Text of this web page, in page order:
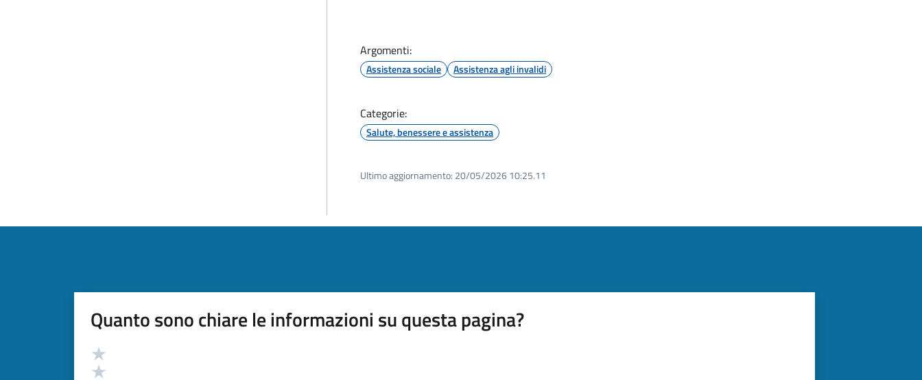
Argomenti:
Assistenza sociale Assistenza agli invalidi
Categorie:
Salute, benessere e assistenza
Ultimo aggiornamento: 20/05/2026 10:25.11
Quanto sono chiare le informazioni su questa pagina?
Valutazione